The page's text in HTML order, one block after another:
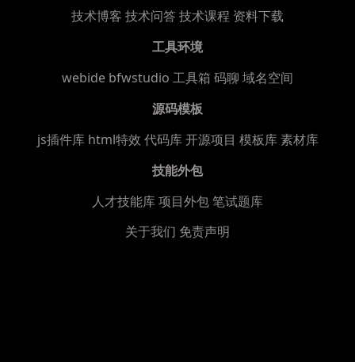
技术博客 技术问答技术课程 资料下载
工具环境
webide bfwstudio 工具箱 码聊 域名空间
源码模板
js插件库 html特效 代码库 开源项目 模板库 素材库
技能外包
人才技能库项目外包笔试题库
关于我们 免责声明